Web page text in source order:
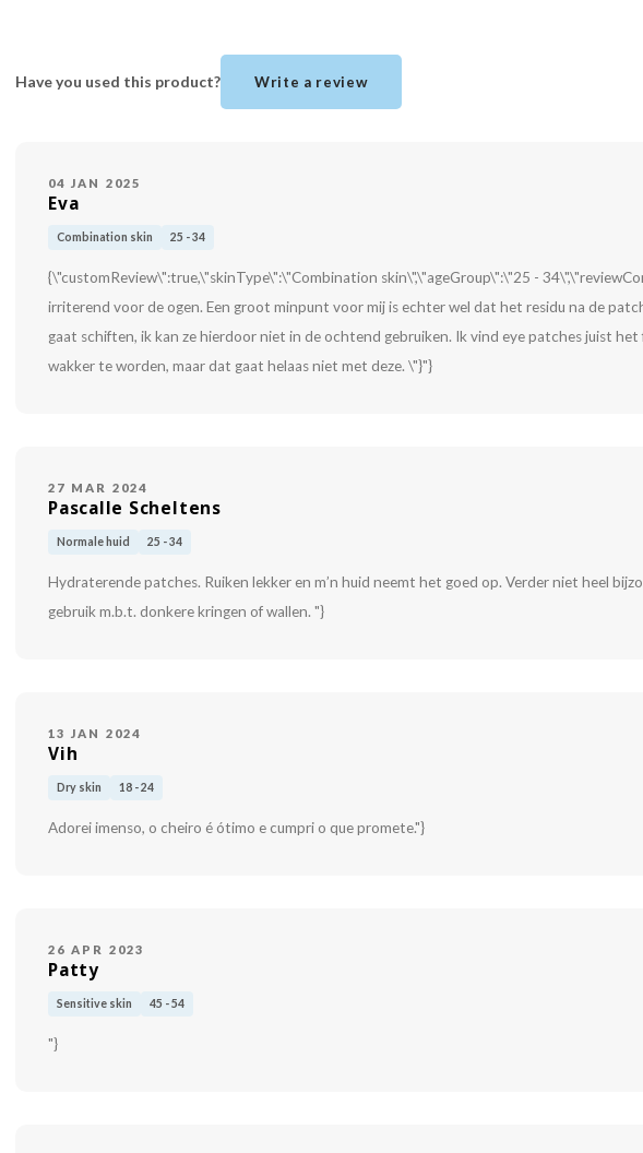
Have you used this product? Write a review
04 JAN 2025
Eva
Combination skin 25 - 34
{\"customReview\":true,\"skinType\":\"Combination skin\",\"ageGroup\":\"25 -
irriterend voor de ogen. Een groot minpunt voor mij is echter wel dat het residu na de
gaat schiften, ik kan ze hierdoor niet in de ochtend gebruiken. Ik vind eye patches juist
wakker te worden, maar dat gaat helaas niet met deze. \"}"}
27 MAR 2024
Pascalle Scheltens
Normale huid 25 - 34
Hydraterende patches. Ruiken lekker en m’n huid neemt het goed op. Verder niet heel
gebruik m.b.t. donkere kringen of wallen. "}
13 JAN 2024
Vih
Dry skin 18 - 24
Adorei imenso, o cheiro é ótimo e cumpri o que promete."}
26 APR 2023
Patty
Sensitive skin 45 - 54
"}